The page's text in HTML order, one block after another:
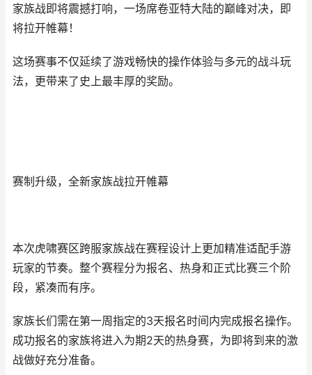
家族战即将震撼打响，一场席卷亚特大陆的巅峰对决，即
将拉开帷幕！
这场赛事不仅延续了游戏畅快的操作体验与多元的战斗玩
法，更带来了史上最丰厚的奖励。
赛制升级，全新家族战拉开帷幕
本次虎啸赛区跨服家族战在赛程设计上更加精准适配手游
玩家的节奏。整个赛程分为报名、热身和正式比赛三个阶
段，紧凑而有序。
家族长们需在第一周指定的3天报名时间内完成报名操作。
成功报名的家族将进入为期2天的热身赛，为即将到来的激
战做好充分准备。